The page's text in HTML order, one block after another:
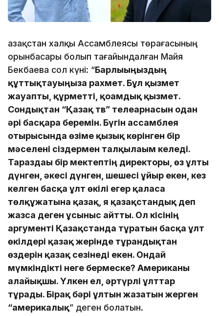
Қазақстан халқы Ассамблеясы төрағасының
орынбасары болып тағайындалған Майя
Бекбаева сол күні: “Барлығыңыздың
құттықтауыңызға рахмет. Бұл қызмет
жауапты, құрметті, қоғамдық қызмет.
Сондықтан “Қазақ тв” телеарнасын одан
әрі басқара беремін. Бүгін ассамблея
отырысында өзіме қызық көрінген бір
мәселені сіздермен талқылағым келеді.
Тараздағы бір мектептің директоры, өз ұлты
дүнген, әкесі дүнген, шешесі ұйғыр екен, кез
келген басқа ұлт өкілі егер қаласа
төлқұжатына қазақ, я қазақстандық деп
жазса деген ұсыныс айтты. Ол кісінің
аргументі Қазақстанда тұратын басқа ұлт
өкілдері қазақ жерінде тұрғандықтан
өздерін қазақ сезінеді екен. Ондай
мүмкіндікті неге бермеске? Американы
алайықшы. Үлкен ел, әртүрлі ұлттар
тұрады. Бірақ бәрі ұлтын жазатын жерген
“америкалық” деген болатын.